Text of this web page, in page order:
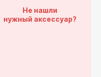
Не нашли
нужный аксессуар?